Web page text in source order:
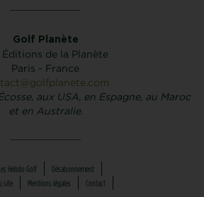
Golf Planète
Éditions de la Planète
Paris - France
aux USA, en Espagne, au Maroc
et en Australie.
Les Hebdo Golf
Désabonnement
site Mentions légales
Contact